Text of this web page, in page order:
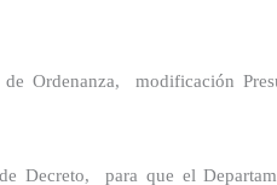
Ordenanza, modificación
Decreto, para que el